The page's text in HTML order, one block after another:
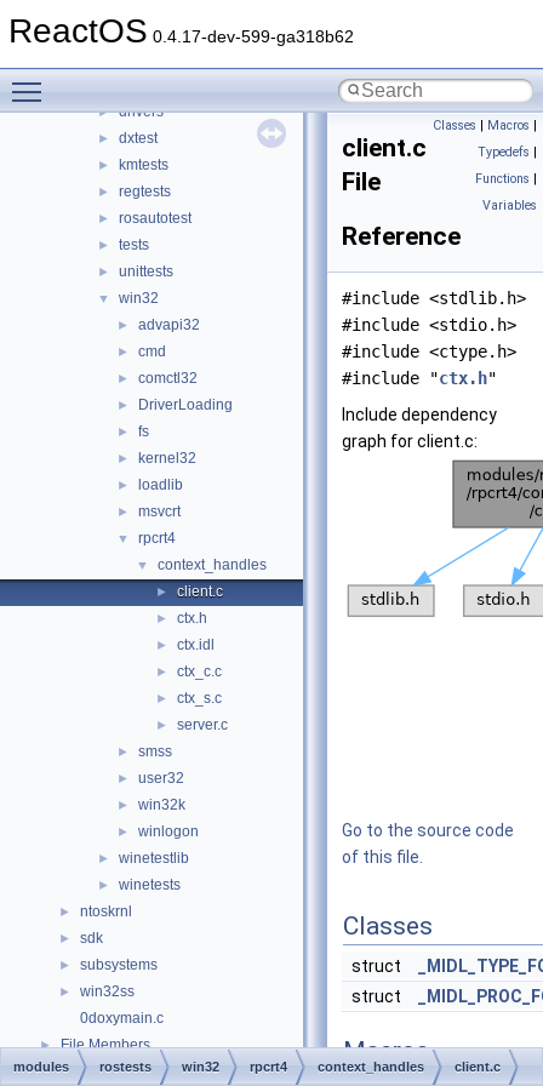
ReactOS 0.4.17-dev-599-ga318b62
▼ rostests
► drivers
► dxtest
► kmtests
► regtests
► rosautotest
► tests
► unittests
▼ win32
► advapi32
► cmd
► comctl32
► DriverLoading
► fs
► kernel32
► loadlib
► msvcrt
▼ rpcrt4
▼ context_handles
► client.c
► ctx.h
► ctx.idl
► ctx_c.c
► ctx_s.c
► server.c
► smss
► user32
► win32k
► winlogon
► winetestlib
► winetests
► ntoskrnl
► sdk
► subsystems
►
win32ss
0doxymain.c
► File Members
► Examples
Classes | Macros |
Typedefs |
Functions |
Variables
client.c
File
Reference
#include <stdlib.h>
#include <stdio.h>
#include <ctype.h>
#include "ctx.h"
Include dependency
graph for client.c:
Go to the source code
of this file.
Classes
struct
struct
Macros
modules rostests win32 rpcrt4 context_handles client.c